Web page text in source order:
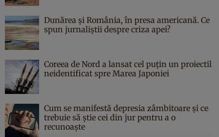
Dunărea și România, în presa americană. Ce
spun jurnaliștii despre criza apei?
Coreea de Nord a lansat cel puțin un proiectil
neidentificat spre Marea Japoniei
Cum se manifestă depresia zâmbitoare și ce
trebuie să știe cei din jur pentru a o
recunoaște